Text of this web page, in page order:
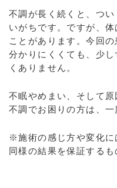
不調が長く続くと、つ
いがちです。ですが、
ことがあります。今回
分かりにくくても、少
くありません。
不眠やめまい、そして
不調でお困りの方は、一
※施術の感じ方や変化に
同様の結果を保証するも